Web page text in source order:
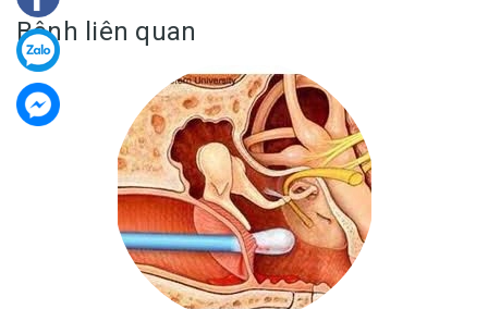
Bệnh liên quan